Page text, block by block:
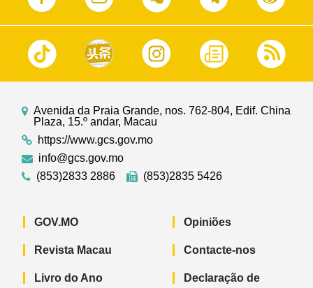
Avenida da Praia Grande, nos. 762-804, Edif. China
Plaza, 15.º andar, Macau
https://www.gcs.gov.mo
info@gcs.gov.mo
(853)2833 2886
(853)2835 5426
GOV.MO
Revista Macau
Livro do Ano
Opiniões
Contacte-nos
Declaração de